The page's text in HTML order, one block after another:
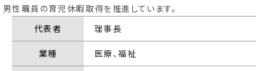
サポート
男性職員の育児休暇取得を推進しています。
代表者
理事長
業種 医療、福祉